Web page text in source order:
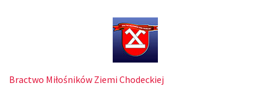
Bractwo Miłośników Ziemi Chodeckiej